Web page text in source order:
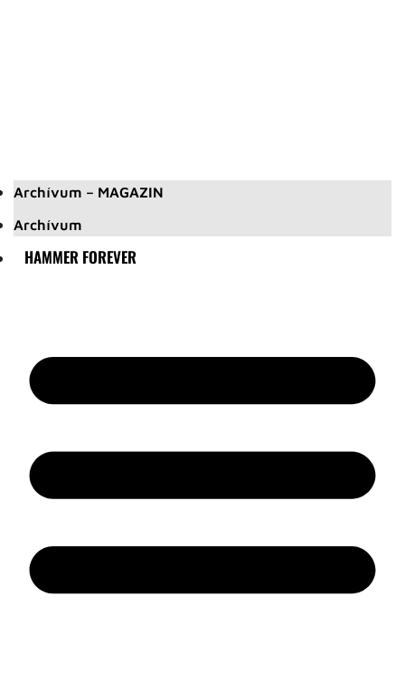
Archívum – MAGAZIN
Archívum
HAMMER FOREVER